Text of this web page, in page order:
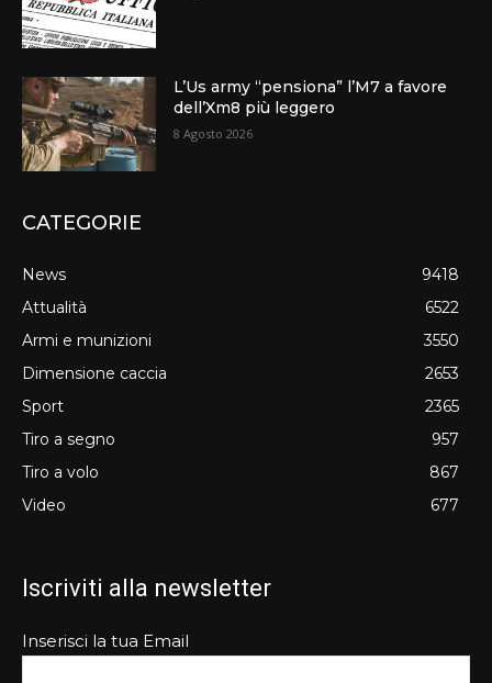
L’Us army “pensiona” l’M7 a favore
dell’Xm8 più leggero
8 Agosto 2026
CATEGORIE
News
9418
Attualità
6522
Armi e munizioni
3550
Dimensione caccia
2653
Sport
2365
Tiro a segno
957
Tiro a volo
867
Video
677
Iscriviti alla newsletter
Inserisci la tua Email